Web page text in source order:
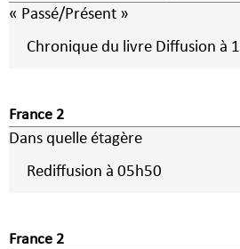
« Passé/Présent »
Chronique du livre Diffusion à
France 2
Dans quelle étagère
Rediffusion à 05h50
France 2